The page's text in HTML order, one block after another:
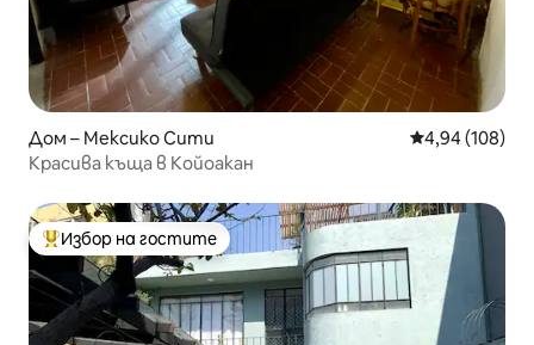
Дом – Мексико Сити Средна
4,94 (108)
Красива къща в Койоакан
Най-популярен избор на гостите
Избор на гостите